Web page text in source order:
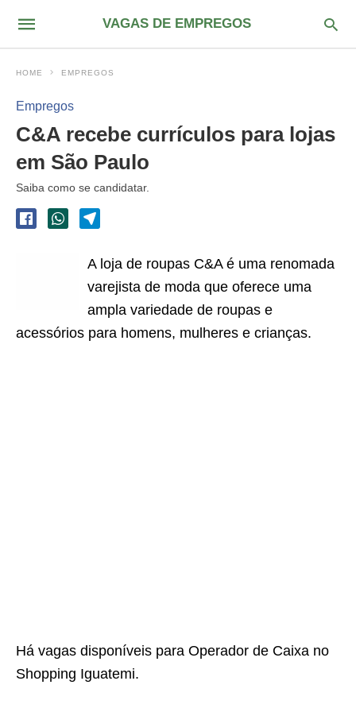
VAGAS DE EMPREGOS
HOME EMPREGOS
Empregos
C&A recebe currículos para lojas
em São Paulo
Saiba como se candidatar.
A loja de roupas C&A é uma renomada
varejista de moda que oferece uma
ampla variedade de roupas e
acessórios para homens, mulheres e crianças.
Há vagas disponíveis para Operador de Caixa no
Shopping Iguatemi.